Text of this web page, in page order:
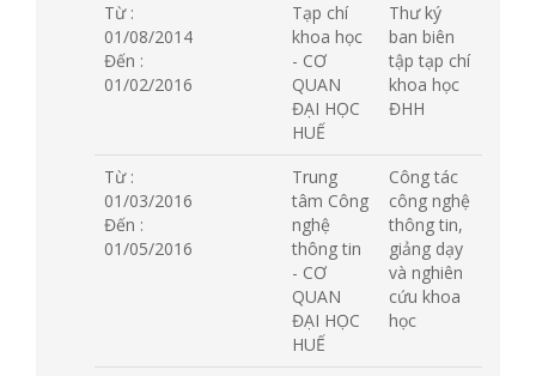
Từ :
01/08/2014
Đến :
01/02/2016
Tạp chí
khoa học
- CƠ
QUAN
ĐẠI HỌC
HUẾ
Thư ký
ban biên
tập tạp chí
khoa học
ĐHH
Từ :
01/03/2016
Đến :
01/05/2016
Trung
tâm Công
nghệ
thông tin
- CƠ
QUAN
ĐẠI HỌC
HUẾ
Công tác
công nghệ
thông tin,
giảng dạy
và nghiên
cứu khoa
học